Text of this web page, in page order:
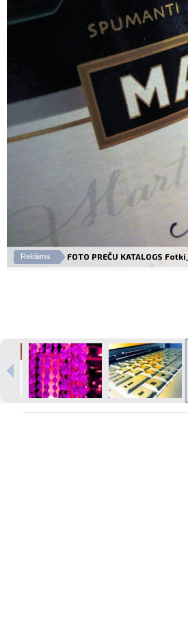
Izdrukas 1h
Dažādi
Reklāma FOTO PREČU KATALOGS